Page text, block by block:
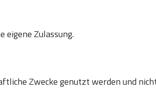
eigene Zulassung.
Zwecke genutzt werden und